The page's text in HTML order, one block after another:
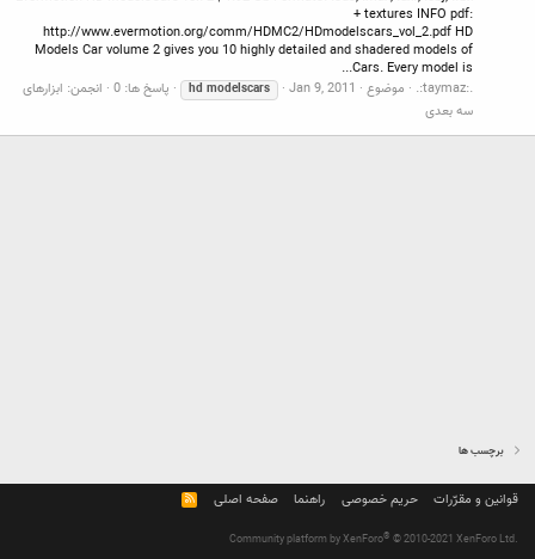
+ textures INFO pdf:
http://www.evermotion.org/comm/HDMC2/HDmodelscars_vol_2.pdf HD
Models Car volume 2 gives you 10 highly detailed and shadered models of
Cars. Every model is...
.:taymaz:.
موضوع Jan 9, 2011
hd modelscars پاسخ ها: 0 انجمن: ابزارهای
سه بعدی
برچسب ها
قوانین و مقرّرات حریم خصوصی راهنما صفحه اصلی
R
S
Community platform by XenForo® © 2010-2021 XenForo Ltd.